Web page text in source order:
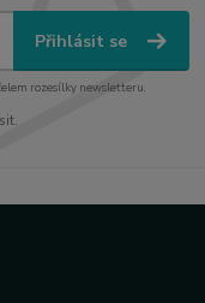
Přihlásit se
rozesílky newsletteru.